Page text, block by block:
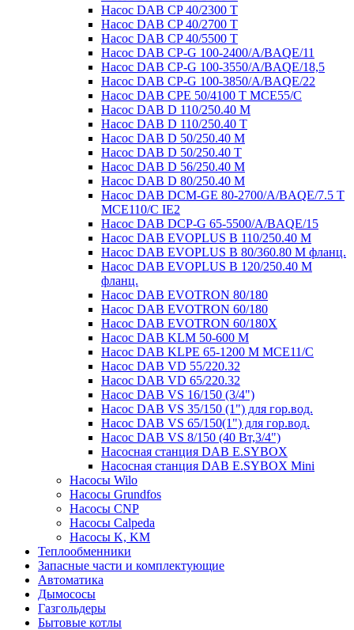
Насос DAB CP 40/2300 T
Насос DAB CP 40/2700 T
Насос DAB CP 40/5500 T
Насос DAB CP-G 100-2400/A/BAQE/11
Насос DAB CP-G 100-3550/A/BAQE/18,5
Насос DAB CP-G 100-3850/A/BAQE/22
Насос DAB CPE 50/4100 T MCE55/C
Насос DAB D 110/250.40 M
Насос DAB D 110/250.40 Т
Насос DAB D 50/250.40 М
Насос DAB D 50/250.40 Т
Насос DAB D 56/250.40 М
Насос DAB D 80/250.40 M
Насос DAB DCM-GE 80-2700/A/BAQE/7.5 T
MCE110/C IE2
Насос DAB DCP-G 65-5500/A/BAQE/15
Насос DAB EVOPLUS B 110/250.40 M
Насос DAB EVOPLUS B 80/360.80 M фланц.
Насос DAB EVOPLUS B 120/250.40 M
фланц.
Насос DAB EVOTRON 80/180
Насос DAB EVOTRON 60/180
Насос DAB EVOTRON 60/180X
Насос DAB KLM 50-600 M
Насос DAB KLPE 65-1200 M MCE11/C
Насос DAB VD 55/220.32
Насос DAB VD 65/220.32
Насос DAB VS 16/150 (3/4")
Насос DAB VS 35/150 (1") для гор.вод.
Насос DAB VS 65/150(1") для гор.вод.
Насос DAB VS 8/150 (40 Вт,3/4")
Насосная станция DAB E.SYBOX
Насосная станция DAB E.SYBOX Mini
Насосы Wilo
Насосы Grundfos
Насосы CNP
Насосы Calpeda
Насосы K, KM
Теплообменники
Запасные части и комплектующие
Автоматика
Дымососы
Газгольдеры
Бытовые котлы